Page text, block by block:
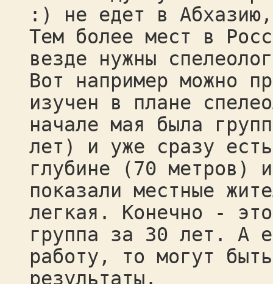
:) не едет в
Тем более мест в
везде нужны
Вот например можно
изучен в плане
начале мая была
лет) и уже сразу
глубине (70 метров)
показали местные
легкая. Конечно -
группа за 30 лет. А
работу, то могут
результаты.